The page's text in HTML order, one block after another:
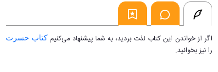
اگر از خواندن این کتاب لذت بردید، به شما پیشنهاد می‌‌کنیم کتاب حسرت
را نیز بخوانید.